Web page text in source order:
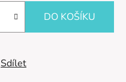
DO KOŠÍKU
Sdílet